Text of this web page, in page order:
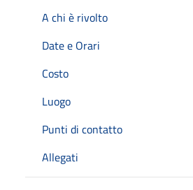
A chi è rivolto
Date e Orari
Costo
Luogo
Punti di contatto
Allegati